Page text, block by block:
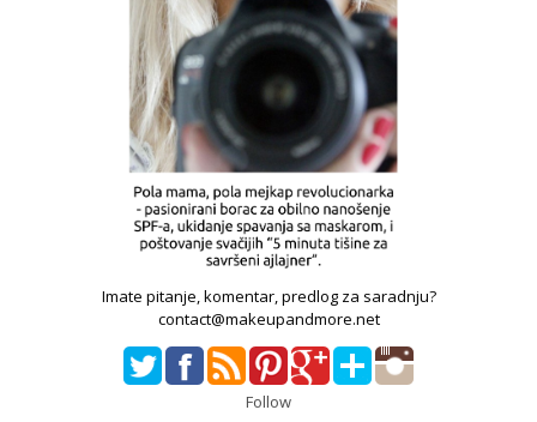
Imate pitanje, komentar, predlog za saradnju?
contact@makeupandmore.net
Follow